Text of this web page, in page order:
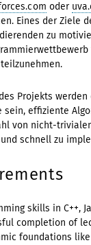
oder
Eines der Ziele
zu
Projekts
sein, effiziente
von nicht-
schnell zu
skills in C++,
completion of
foundations